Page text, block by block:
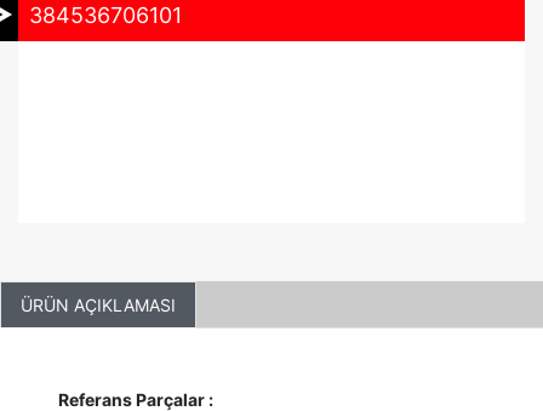
384536706101
ÜRÜN AÇIKLAMASI
Referans Parçalar :